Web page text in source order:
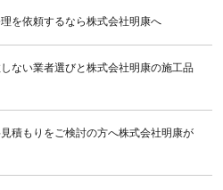
を依頼するなら株式会社明康へ
ない業者選びと株式会社明康の施工品
積もりをご検討の方へ株式会社明康が